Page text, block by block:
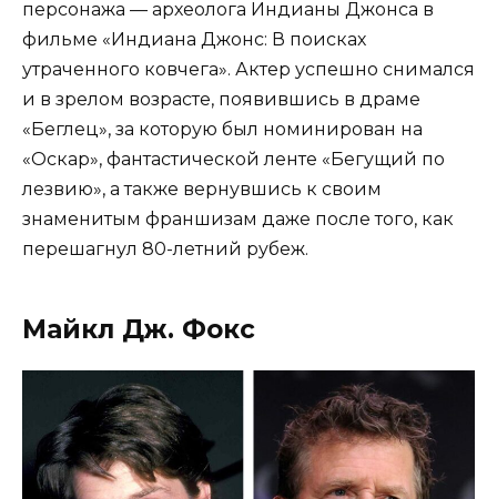
персонажа — археолога Индианы Джонса в
фильме «Индиана Джонс: В поисках
утраченного ковчега». Актер успешно снимался
и в зрелом возрасте, появившись в драме
«Беглец», за которую был номинирован на
«Оскар», фантастической ленте «Бегущий по
лезвию», а также вернувшись к своим
знаменитым франшизам даже после того, как
перешагнул 80-летний рубеж.
Майкл Дж. Фокс